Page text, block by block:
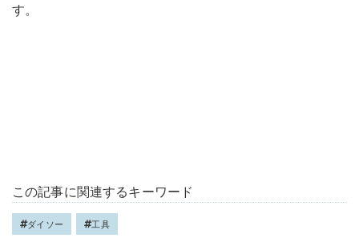
す。
この記事に関連するキーワード
ダイソー 工具